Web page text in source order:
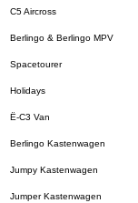
C5 Aircross
Berlingo & Berlingo MPV
Spacetourer
Holidays
Ë-C3 Van
Berlingo Kastenwagen
Jumpy Kastenwagen
Jumper Kastenwagen